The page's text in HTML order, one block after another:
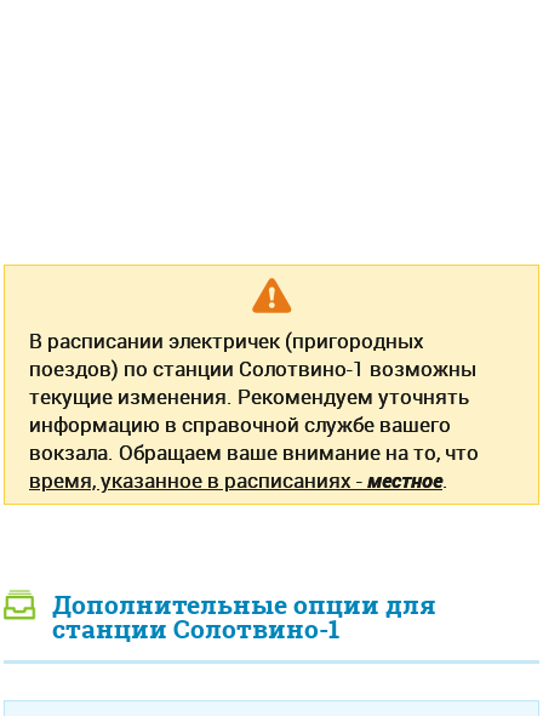
В расписании электричек (пригородных
поездов) по станции Солотвино-1 возможны
текущие изменения. Рекомендуем уточнять
информацию в справочной службе вашего
вокзала. Обращаем ваше внимание на то, что
время, указанное в расписаниях -местное.
Дополнительные опции для
станции Солотвино-1